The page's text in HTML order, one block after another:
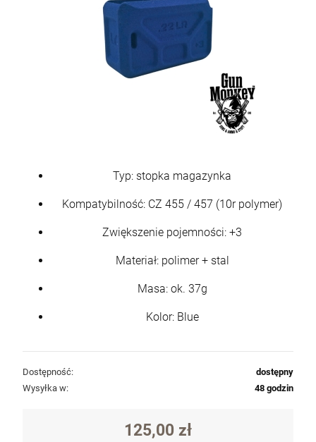
Typ: stopka magazynka
Kompatybilność: CZ 455 / 457 (10r polymer)
Zwiększenie pojemności: +3
Materiał: polimer + stal
Masa: ok. 37g
Kolor: Blue
Dostępność:
dostępny
Wysyłka w:
48 godzin
125,00 zł